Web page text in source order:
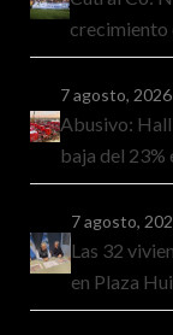
crecimiento
7 agosto,
Abusivo:
baja del 23%
7 agosto,
Las 32
en Plaza